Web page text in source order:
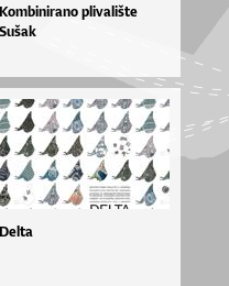
Kombinirano plivalište
Sušak
Delta